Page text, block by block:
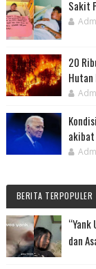
Sakit
20
Hutan
akibat
BERITA TERPOPULER
dan